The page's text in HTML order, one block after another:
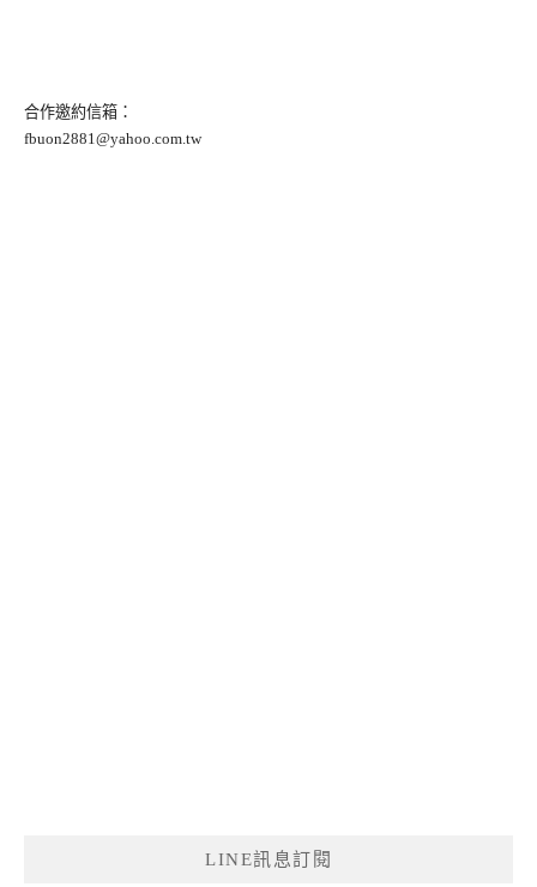
合作邀約信箱：
fbuon2881@yahoo.com.tw
LINE訊息訂閱